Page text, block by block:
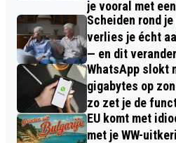
je vooral met
Scheiden rond
verlies je écht
— en dit
WhatsApp slokt
gigabytes op
zo zet je de
EU komt met
met je WW-